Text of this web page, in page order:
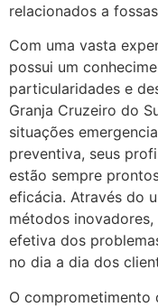
relacionados a
Com uma vasta
possui um
particularidades e
Granja Cruzeiro do
situações
preventiva, seus
estão sempre
eficácia. Através do
métodos inovadores,
efetiva dos
no dia a dia dos
O comprometimento